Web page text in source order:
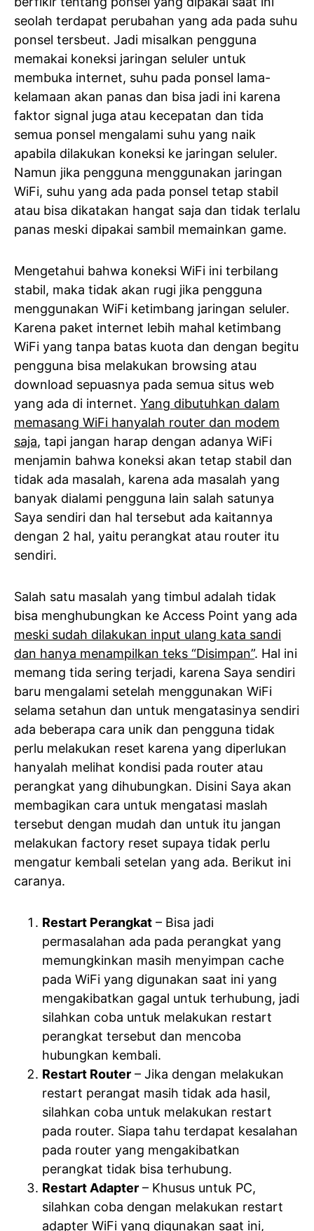
seolah terdapat perubahan yang ada pada suhu
ponsel tersbeut. Jadi misalkan pengguna
memakai koneksi jaringan seluler untuk
membuka internet, suhu pada ponsel lama-
kelamaan akan panas dan bisa jadi ini karena
faktor signal juga atau kecepatan dan tida
semua ponsel mengalami suhu yang naik
apabila dilakukan koneksi ke jaringan seluler.
Namun jika pengguna menggunakan jaringan
WiFi, suhu yang ada pada ponsel tetap stabil
atau bisa dikatakan hangat saja dan tidak terlalu
panas meski dipakai sambil memainkan game.
Mengetahui bahwa koneksi WiFi ini terbilang
stabil, maka tidak akan rugi jika pengguna
menggunakan WiFi ketimbang jaringan seluler.
Karena paket internet lebih mahal ketimbang
WiFi yang tanpa batas kuota dan dengan begitu
pengguna bisa melakukan browsing atau
download sepuasnya pada semua situs web
yang ada di internet. Yang dibutuhkan dalam
memasang WiFi hanyalah router dan modem
saja, tapi jangan harap dengan adanya WiFi
menjamin bahwa koneksi akan tetap stabil dan
tidak ada masalah, karena ada masalah yang
banyak dialami pengguna lain salah satunya
Saya sendiri dan hal tersebut ada kaitannya
dengan 2 hal, yaitu perangkat atau router itu
sendiri.
Salah satu masalah yang timbul adalah tidak
bisa menghubungkan ke Access Point yang ada
meski sudah dilakukan input ulang kata sandi
dan hanya menampilkan teks “Disimpan”. Hal ini
memang tida sering terjadi, karena Saya sendiri
baru mengalami setelah menggunakan WiFi
selama setahun dan untuk mengatasinya sendiri
ada beberapa cara unik dan pengguna tidak
perlu melakukan reset karena yang diperlukan
hanyalah melihat kondisi pada router atau
perangkat yang dihubungkan. Disini Saya akan
membagikan cara untuk mengatasi maslah
tersebut dengan mudah dan untuk itu jangan
melakukan factory reset supaya tidak perlu
mengatur kembali setelan yang ada. Berikut ini
caranya.
Restart Perangkat – Bisa jadi
permasalahan ada pada perangkat yang
memungkinkan masih menyimpan cache
pada WiFi yang digunakan saat ini yang
mengakibatkan gagal untuk terhubung, jadi
silahkan coba untuk melakukan restart
perangkat tersebut dan mencoba
hubungkan kembali.
Restart Router – Jika dengan melakukan
restart perangat masih tidak ada hasil,
silahkan coba untuk melakukan restart
pada router. Siapa tahu terdapat kesalahan
pada router yang mengakibatkan
perangkat tidak bisa terhubung.
Restart Adapter – Khusus untuk PC,
silahkan coba dengan melakukan restart
adapter WiFi yang digunakan saat ini,